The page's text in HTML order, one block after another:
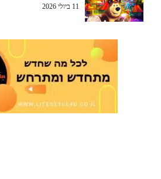
11 ביולי 2026